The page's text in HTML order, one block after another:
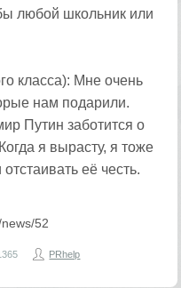
любой школьник или
класса): Мне очень
нам подарили.
Путин заботится о
я вырасту, я тоже
её честь.
52
PRhelp